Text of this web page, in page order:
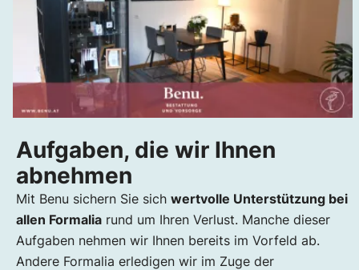
Aufgaben, die wir Ihnen
abnehmen
Mit Benu sichern Sie sich wertvolle Unterstützung bei
allen Formalia rund um Ihren Verlust. Manche dieser
Aufgaben nehmen wir Ihnen bereits im Vorfeld ab.
Andere Formalia erledigen wir im Zuge der